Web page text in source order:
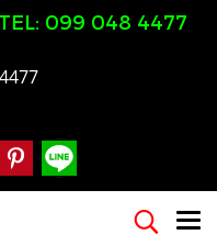
099 048 4477